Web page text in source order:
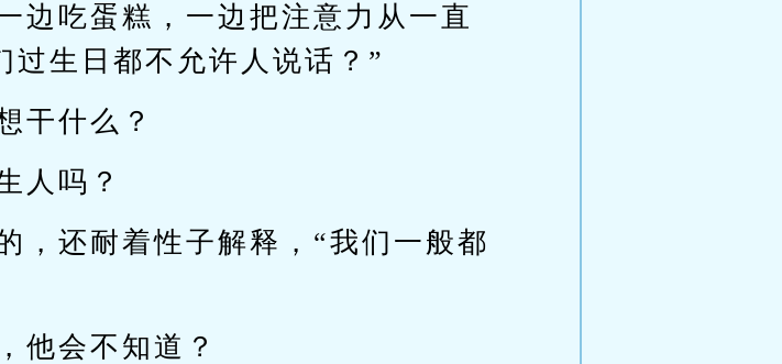
边吃蛋糕，一边把注意力从一直
过生日都不允许人说话？”
干什么？
人吗？
，还耐着性子解释，“我们一般都
他会不知道？